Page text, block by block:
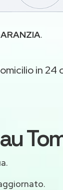
.
in 24